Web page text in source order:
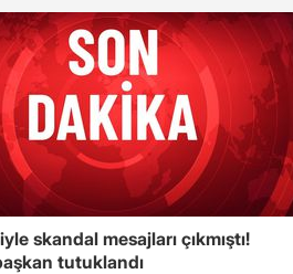
skandal mesajları çıkmıştı!
tutuklandı